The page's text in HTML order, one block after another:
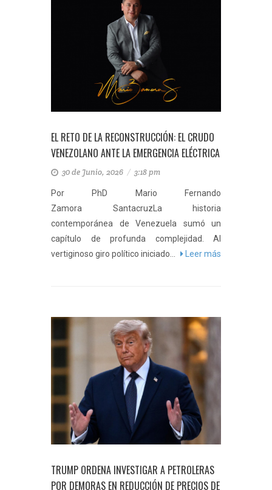
EL RETO DE LA RECONSTRUCCIÓN: EL CRUDO
VENEZOLANO ANTE LA EMERGENCIA ELÉCTRICA
30 de Junio, 2026 / 3:18 pm
Por PhD Mario Fernando
Zamora SantacruzLa historia
contemporánea de Venezuela sumó un
capítulo de profunda complejidad. Al
vertiginoso giro político iniciado...
Leer más
TRUMP ORDENA INVESTIGAR A PETROLERAS
POR DEMORAS EN REDUCCIÓN DE PRECIOS DE